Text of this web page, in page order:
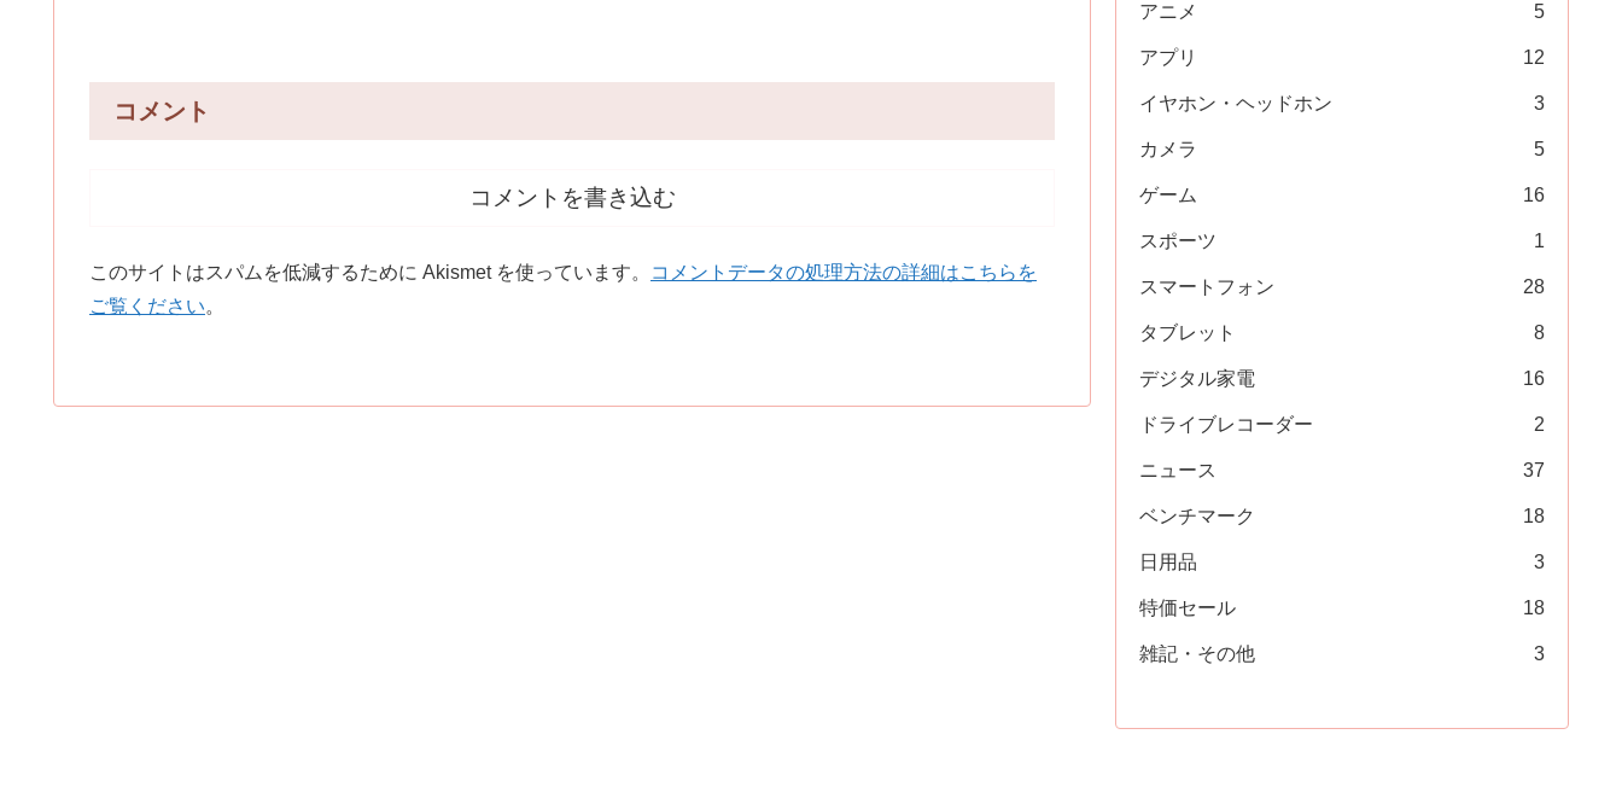
コメント
コメントを書き込む
このサイトはスパムを低減するために Akismet を使っています。
コメントデータの処理方法の詳細はこちらを
ご覧ください。
アニメ 5
アプリ 12
イヤホン・ヘッドホン 3
カメラ 5
ゲーム 16
スポーツ 1
スマートフォン 28
タブレット 8
デジタル家電 16
ドライブレコーダー 2
ニュース 37
ベンチマーク 18
日用品 3
特価セール 18
雑記・その他 3